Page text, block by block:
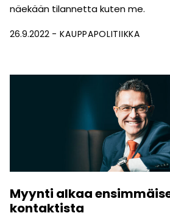
näekään tilannetta kuten me.
26.9.2022 KAUPPAPOLITIIKKA
Myynti alkaa
kontaktista